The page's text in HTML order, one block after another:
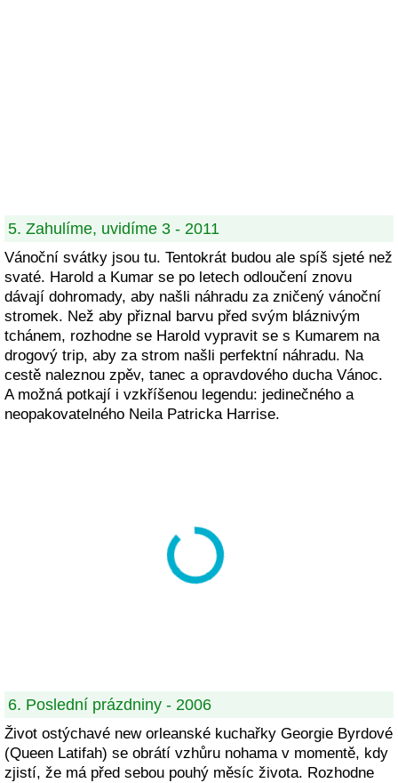
5. Zahulíme, uvidíme 3 - 2011
Vánoční svátky jsou tu. Tentokrát budou ale spíš sjeté než
svaté. Harold a Kumar se po letech odloučení znovu
dávají dohromady, aby našli náhradu za zničený vánoční
stromek. Než aby přiznal barvu před svým bláznivým
tchánem, rozhodne se Harold vypravit se s Kumarem na
drogový trip, aby za strom našli perfektní náhradu. Na
cestě naleznou zpěv, tanec a opravdového ducha Vánoc.
A možná potkají i vzkříšenou legendu: jedinečného a
neopakovatelného Neila Patricka Harrise.
6. Poslední prázdniny - 2006
Život ostýchavé new orleanské kuchařky Georgie Byrdové
(Queen Latifah) se obrátí vzhůru nohama v momentě, kdy
zjistí, že má před sebou pouhý měsíc života. Rozhodne